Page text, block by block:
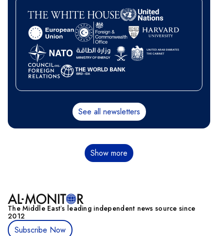
See all newsletters
Show more
The Middle Eastʼs leading independent news source since
2012
Subscribe Now